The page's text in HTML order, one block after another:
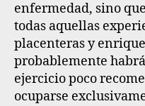
enfermedad, sino
todas aquellas
placenteras y
probablemente
ejercicio poco
ocuparse